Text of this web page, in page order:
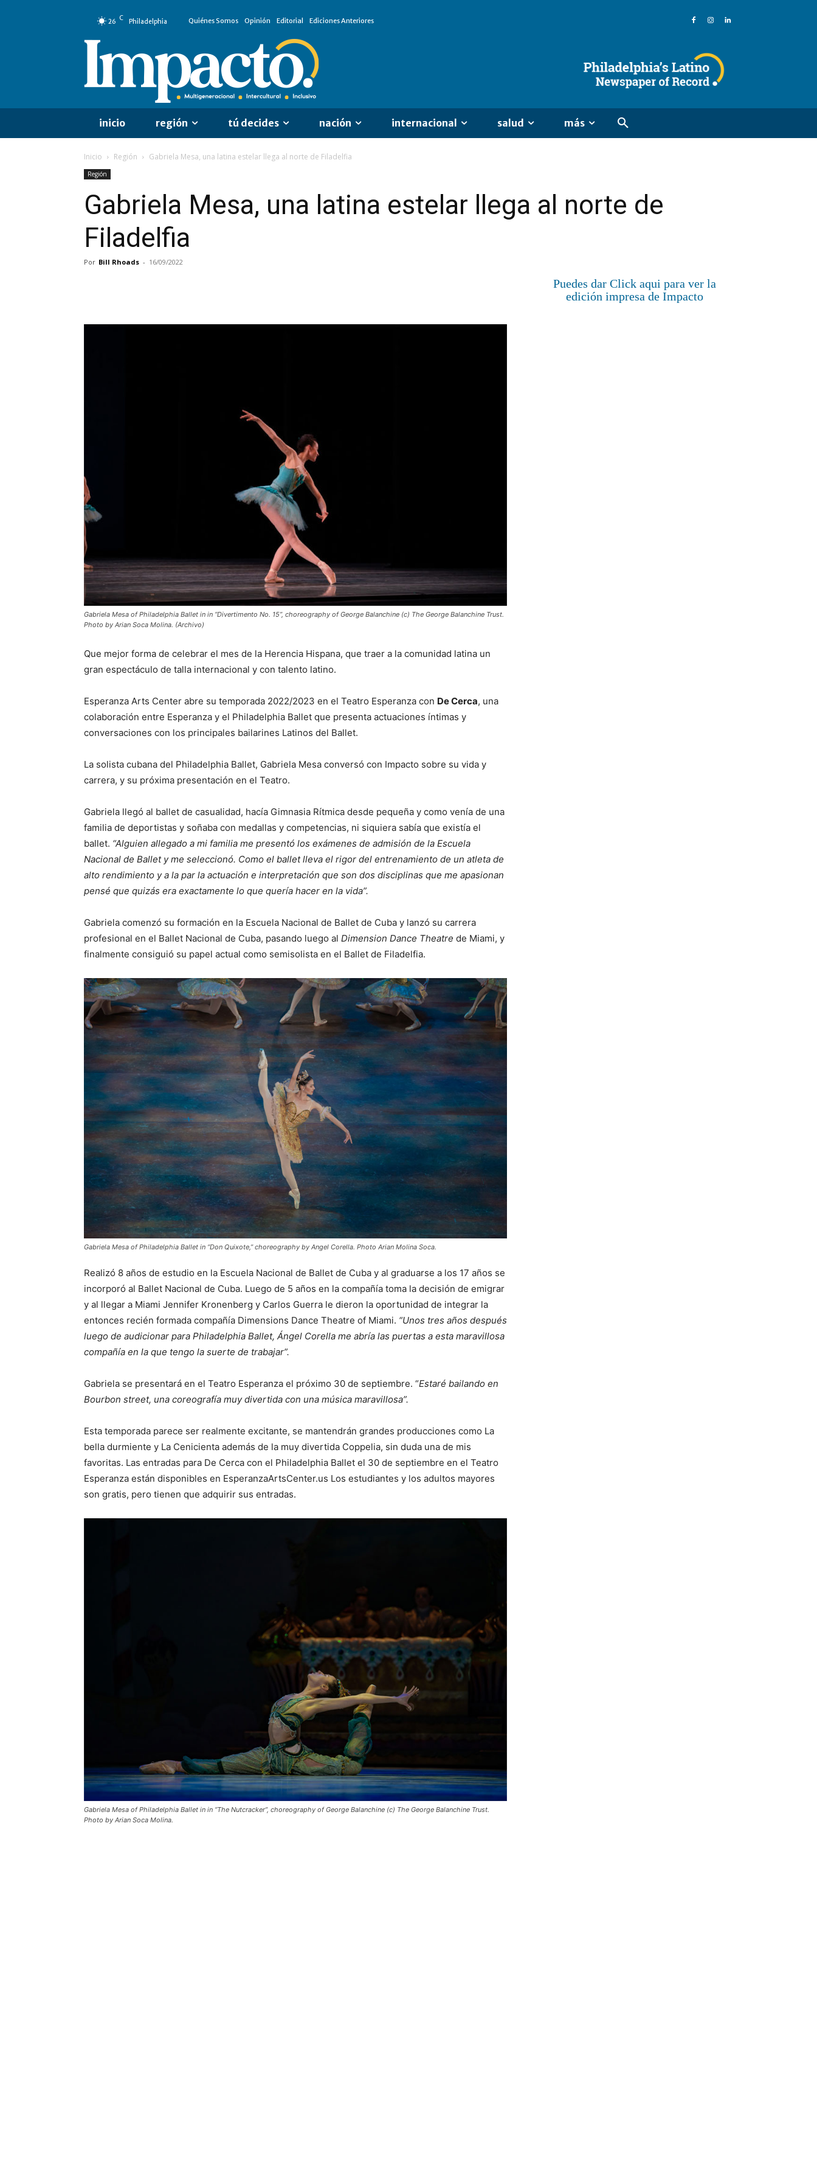
26 C Philadelphia Quiénes Somos Opinión Editorial Ediciones Anteriores
inicio región tú decides nación internacional salud más
Inicio Región Gabriela Mesa, una latina estelar llega al norte de Filadelfia
Región
Gabriela Mesa, una latina estelar llega al norte de
Filadelfia
Por Bill Rhoads - 16/09/2022
Gabriela Mesa of Philadelphia Ballet in in “Divertimento No. 15”, choreography of George Balanchine (c) The George Balanchine Trust.
Photo by Arian Soca Molina. (Archivo)
Que mejor forma de celebrar el mes de la Herencia Hispana, que traer a la comunidad latina un
gran espectáculo de talla internacional y con talento latino.
Esperanza Arts Center abre su temporada 2022/2023 en el Teatro Esperanza con De Cerca, una
colaboración entre Esperanza y el Philadelphia Ballet que presenta actuaciones íntimas y
conversaciones con los principales bailarines Latinos del Ballet.
La solista cubana del Philadelphia Ballet, Gabriela Mesa conversó con Impacto sobre su vida y
carrera, y su próxima presentación en el Teatro.
Gabriela llegó al ballet de casualidad, hacía Gimnasia Rítmica desde pequeña y como venía de una
familia de deportistas y soñaba con medallas y competencias, ni siquiera sabía que existía el
ballet. “Alguien allegado a mi familia me presentó los exámenes de admisión de la Escuela
Nacional de Ballet y me seleccionó. Como el ballet lleva el rigor del entrenamiento de un atleta de
alto rendimiento y a la par la actuación e interpretación que son dos disciplinas que me apasionan
pensé que quizás era exactamente lo que quería hacer en la vida”.
Gabriela comenzó su formación en la Escuela Nacional de Ballet de Cuba y lanzó su carrera
profesional en el Ballet Nacional de Cuba, pasando luego al Dimension Dance Theatre de Miami, y
finalmente consiguió su papel actual como semisolista en el Ballet de Filadelfia.
Gabriela Mesa of Philadelphia Ballet in “Don Quixote,” choreography by Angel Corella. Photo Arian Molina Soca.
Realizó 8 años de estudio en la Escuela Nacional de Ballet de Cuba y al graduarse a los 17 años se
incorporó al Ballet Nacional de Cuba. Luego de 5 años en la compañía toma la decisión de emigrar
y al llegar a Miami Jennifer Kronenberg y Carlos Guerra le dieron la oportunidad de integrar la
entonces recién formada compañía Dimensions Dance Theatre of Miami. “Unos tres años después
luego de audicionar para Philadelphia Ballet, Ángel Corella me abría las puertas a esta maravillosa
compañía en la que tengo la suerte de trabajar”.
Gabriela se presentará en el Teatro Esperanza el próximo 30 de septiembre. “Estaré bailando en
Bourbon street, una coreografía muy divertida con una música maravillosa”.
Esta temporada parece ser realmente excitante, se mantendrán grandes producciones como La
bella durmiente y La Cenicienta además de la muy divertida Coppelia, sin duda una de mis
favoritas. Las entradas para De Cerca con el Philadelphia Ballet el 30 de septiembre en el Teatro
Esperanza están disponibles en EsperanzaArtsCenter.us Los estudiantes y los adultos mayores
son gratis, pero tienen que adquirir sus entradas.
Gabriela Mesa of Philadelphia Ballet in in “The Nutcracker”, choreography of George Balanchine (c) The George Balanchine Trust.
Photo by Arian Soca Molina.
Puedes dar Click aqui para ver la
edición impresa de Impacto